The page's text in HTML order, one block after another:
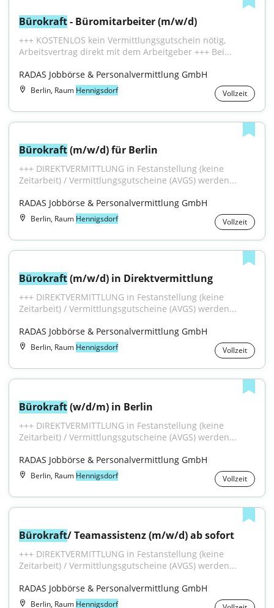
Bürokraft - Büromitarbeiter (m/w/d)
+++ KOSTENLOS kein Vermittlungsgutschein nötig,
Arbeitsvertrag direkt mit dem Arbeitgeber +++ Bei...
RADAS Jobbörse & Personalvermittlung GmbH
Berlin, Raum Hennigsdorf Vollzeit
Bürokraft (m/w/d) für Berlin
+++ DIREKTVERMITTLUNG in Festanstellung (keine
Zeitarbeit) / Vermittlungsgutscheine (AVGS) werden...
RADAS Jobbörse & Personalvermittlung GmbH
Berlin, Raum Hennigsdorf Vollzeit
Bürokraft (m/w/d) in Direktvermittlung
+++ DIREKTVERMITTLUNG in Festanstellung (keine
Zeitarbeit) / Vermittlungsgutscheine (AVGS) werden...
RADAS Jobbörse & Personalvermittlung GmbH
Berlin, Raum Hennigsdorf Vollzeit
Bürokraft (w/d/m) in Berlin
+++ DIREKTVERMITTLUNG in Festanstellung (keine
Zeitarbeit) / Vermittlungsgutscheine (AVGS) werden...
RADAS Jobbörse & Personalvermittlung GmbH
Berlin, Raum Hennigsdorf Vollzeit
Bürokraft/ Teamassistenz (m/w/d) ab sofort
+++ DIREKTVERMITTLUNG in Festanstellung (keine
Zeitarbeit) / Vermittlungsgutscheine (AVGS) werden...
RADAS Jobbörse & Personalvermittlung GmbH
Berlin, Raum Hennigsdorf